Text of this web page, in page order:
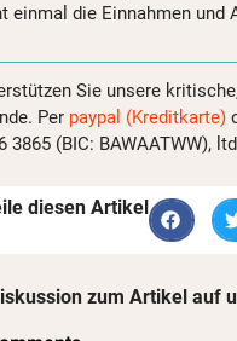
einmal die Einnahmen und
Sie unsere
Per paypal (Kreditkarte)
3865 (BIC: BAWAATWW),
diesen Artikel
zum Artikel auf